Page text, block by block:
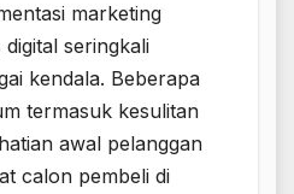
marketing
seringkali
kendala. Beberapa
termasuk kesulitan
awal pelanggan
calon pembeli di